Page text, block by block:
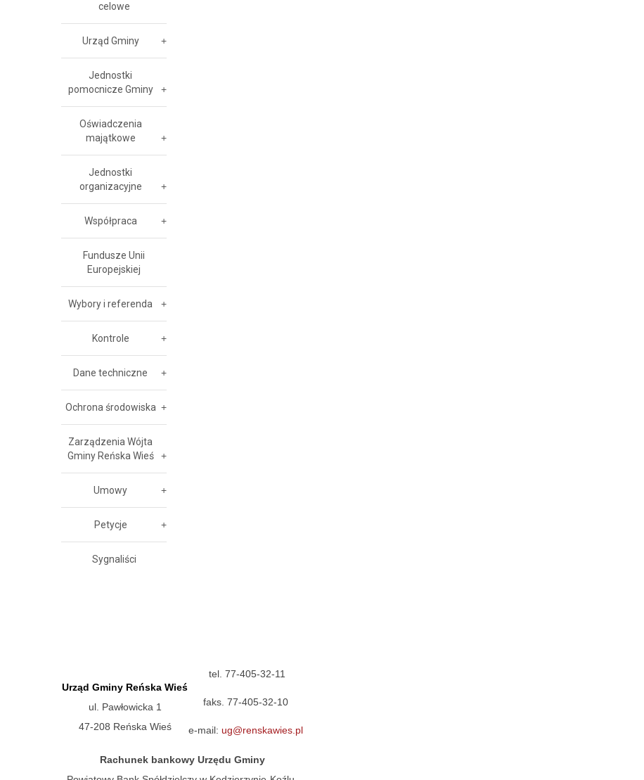
celowe
Urząd Gminy
Jednostki
pomocnicze Gminy
Oświadczenia
majątkowe
Jednostki
organizacyjne
Współpraca
Fundusze Unii
Europejskiej
Wybory i referenda
Kontrole
Dane techniczne
Ochrona środowiska
Zarządzenia Wójta
Gminy Reńska Wieś
Umowy
Petycje
Sygnaliści
Urząd Gminy Reńska Wieś
ul. Pawłowicka 1
47-208 Reńska Wieś
tel. 77-405-32-11
faks. 77-405-32-10
e-mail: ug@renskawies.pl
Rachunek bankowy Urzędu Gminy